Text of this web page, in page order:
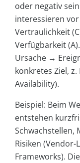
oder negativ
interessieren
Vertraulichkeit
Verfügbarkeit
Ursache →
konkretes Ziel,
Availability).
Beispiel: Beim
entstehen
Schwachstellen,
Risiken (Vendor-
Frameworks).